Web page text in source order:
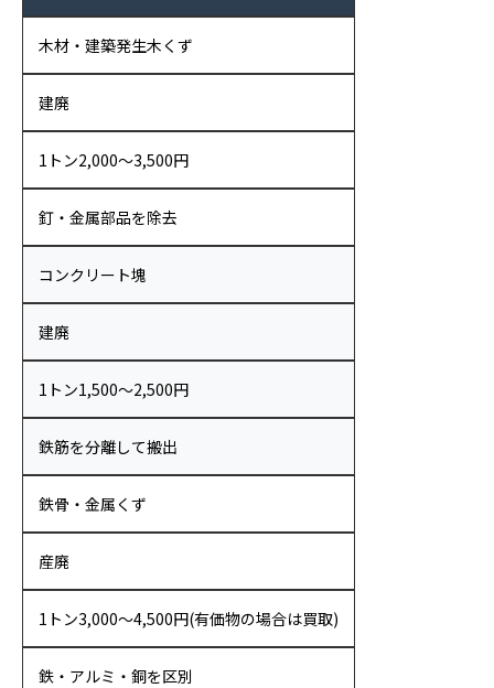
木材・建築発生木くず
建廃
1トン2,000〜3,500円
釘・金属部品を除去
コンクリート塊
建廃
1トン1,500〜2,500円
鉄筋を分離して搬出
鉄骨・金属くず
産廃
1トン3,000〜4,500円(有価物の場合は買取)
鉄・アルミ・銅を区別